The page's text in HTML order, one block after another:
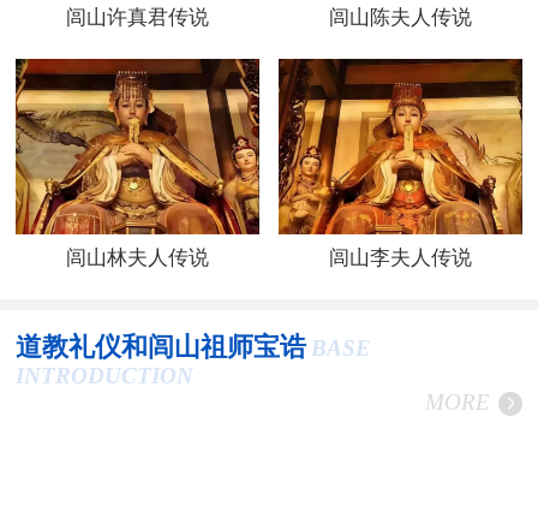
闾山许真君传说 闾山陈夫人传说
闾山林夫人传说 闾山李夫人传说
道教礼仪和闾山祖师宝诰 BASE
INTRODUCTION
MORE